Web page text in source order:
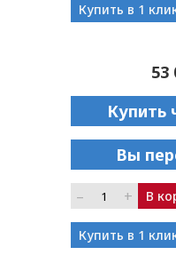
Купить в 1
53
Купить
Вы
– + В
Купить в 1